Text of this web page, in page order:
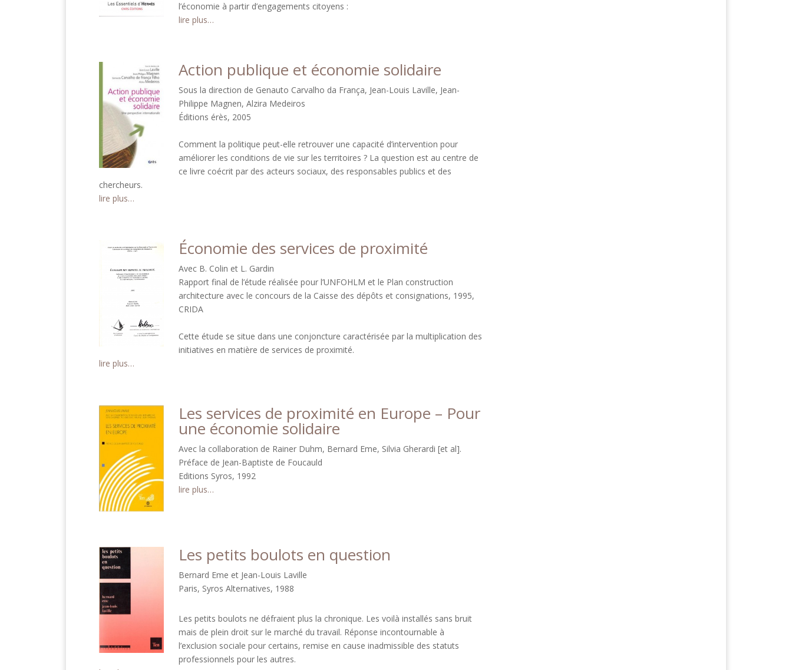
l’économie à partir d’engagements citoyens :
lire plus…
Action publique et économie solidaire
Sous la direction de Genauto Carvalho da França, Jean-Louis Laville, Jean-
Philippe Magnen, Alzira Medeiros
Éditions érès, 2005
Comment la politique peut-elle retrouver une capacité d’intervention pour
améliorer les conditions de vie sur les territoires ? La question est au centre de
ce livre coécrit par des acteurs sociaux, des responsables publics et des
chercheurs.
lire plus…
Économie des services de proximité
Avec B. Colin et L. Gardin
Rapport final de l’étude réalisée pour l’UNFOHLM et le Plan construction
architecture avec le concours de la Caisse des dépôts et consignations, 1995,
CRIDA
Cette étude se situe dans une conjoncture caractérisée par la multiplication des
initiatives en matière de services de proximité.
lire plus…
Les services de proximité en Europe – Pour
une économie solidaire
Avec la collaboration de Rainer Duhm, Bernard Eme, Silvia Gherardi [et al].
Préface de Jean-Baptiste de Foucauld
Editions Syros, 1992
lire plus…
Les petits boulots en question
Bernard Eme et Jean-Louis Laville
Paris, Syros Alternatives, 1988
Les petits boulots ne défraient plus la chronique. Les voilà installés sans bruit
mais de plein droit sur le marché du travail. Réponse incontournable à
l’exclusion sociale pour certains, remise en cause inadmissible des statuts
professionnels pour les autres.